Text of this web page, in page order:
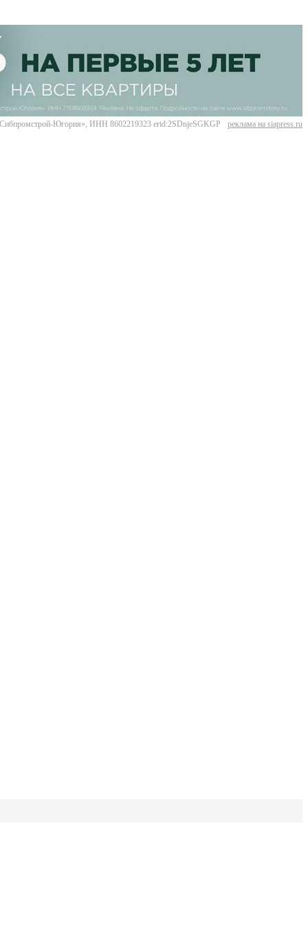
Югория», ИНН 8602219323 erid:2SDnjeSGKGP реклама на siapress.ru